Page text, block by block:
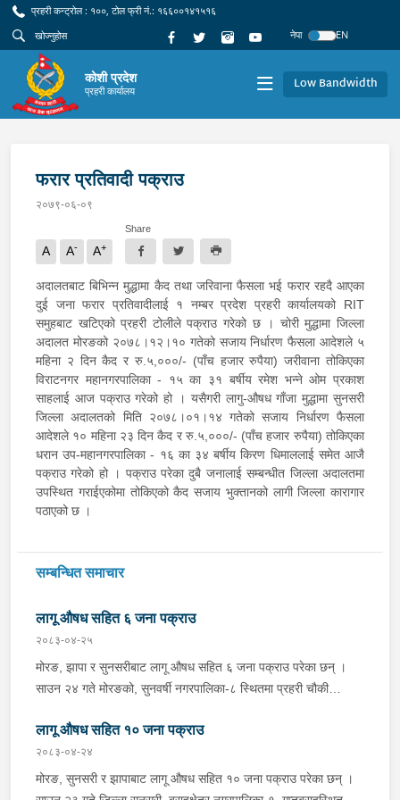
प्रहरी कन्ट्रोल : १००, टोल फ्री नं.: १६६००१४१५१६
नेपा
EN
कोशी प्रदेश
प्रहरी कार्यालय Low Bandwidth
फरार प्रतिवादी पक्राउ
२०७९-०६-०९
A A- A+
Share
अदालतबाट बिभिन्न मुद्धामा कैद तथा जरिवाना फैसला भई फरार रहदै आएका
दुई जना फरार प्रतिवादीलाई १ नम्बर प्रदेश प्रहरी कार्यालयको RIT
समुहबाट खटिएको प्रहरी टोलीले पक्राउ गरेको छ । चोरी मुद्धामा जिल्ला
अदालत मोरङको २०७८।१२।१० गतेको सजाय निर्धारण फैसला आदेशले ५
महिना २ दिन कैद र रु.५,०००/- (पाँच हजार रुपैया) जरीवाना तोकिएका
विराटनगर महानगरपालिका - १५ का ३१ बर्षीय रमेश भन्ने ओम प्रकाश
साहलाई आज पक्राउ गरेको हो । यसैगरी लागु-औषध गाँजा मुद्धामा सुनसरी
जिल्ला अदालतको मिति २०७८।०१।१४ गतेको सजाय निर्धारण फैसला
आदेशले १० महिना २३ दिन कैद र रु.५,०००/- (पाँच हजार रुपैया) तोकिएका
धरान उप-महानगरपालिका - १६ का ३४ बर्षीय किरण धिमाललाई समेत आजै
पक्राउ गरेको हो । पक्राउ परेका दुबै जनालाई सम्बन्धीत जिल्ला अदालतमा
उपस्थित गराईएकोमा तोकिएको कैद सजाय भुक्तानको लागी जिल्ला कारागार
पठाएको छ ।
सम्बन्धित समाचार
लागू औषध सहित ६ जना पक्राउ
२०८३-०४-२५
मोरङ, झापा र सुनसरीबाट लागू औषध सहित ६ जना पक्राउ परेका छन् ।
साउन २४ गते मोरङको, सुनवर्षी नगरपालिका-८ स्थितमा प्रहरी चौकी
का ३२ वर्षीय प्रेम बहादुर नेपाली र २५ वर्षीय सुजन धिमाललाई २ ग्राम २७०
मिलिग्राम ब्राउन सुगर सहित, प्रहरी चौकी रमाइलो मोरङले मोरङको लेटाङ
नगरपालिका-३ का ३८ वर्षीय टंक प्रसाद राईलाई ३ ग्राम २५० मिलिग्राम
ब्राउन सुगर र प्र.१-०२-०४३ प ९९१६ नम्बरको स्कुटर सहित नियन्त्रणमा
लागू औषध सहित १० जना पक्राउ
२०८३-०४-२४
मोरङ, सुनसरी र झापाबाट लागू औषध सहित १० जना पक्राउ परेका छन् ।